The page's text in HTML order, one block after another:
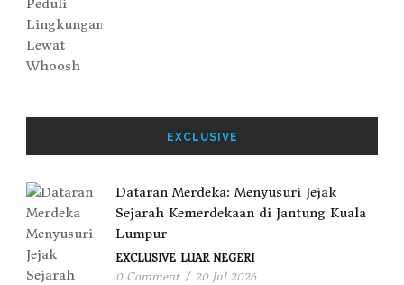
EXCLUSIVE
Dataran Merdeka: Menyusuri Jejak
Sejarah Kemerdekaan di Jantung Kuala
Lumpur
EXCLUSIVE LUAR NEGERI
0 Comment / 20 Jul 2026